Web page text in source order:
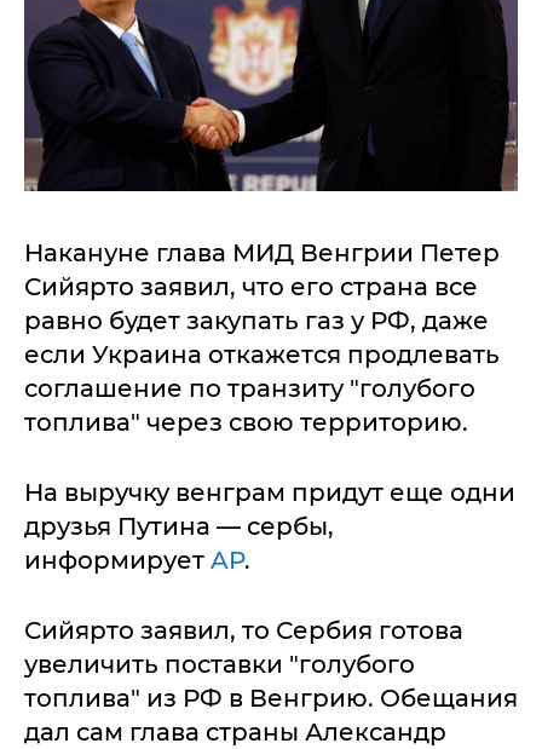
Накануне глава МИД Венгрии Петер
Сийярто заявил, что его страна все
равно будет закупать газ у РФ, даже
если Украина откажется продлевать
соглашение по транзиту "голубого
топлива" через свою территорию.
На выручку венграм придут еще одни
друзья Путина — сербы,
информирует AP.
Сийярто заявил, то Сербия готова
увеличить поставки "голубого
топлива" из РФ в Венгрию. Обещания
дал сам глава страны Александр